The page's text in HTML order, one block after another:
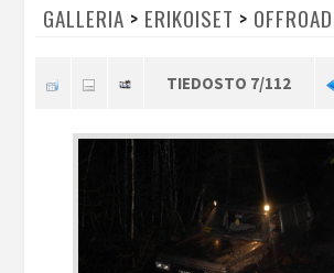
GALLERIA > ERIKOISET > OFFROAD
TIEDOSTO 7/112